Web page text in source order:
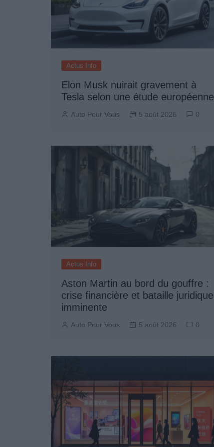
Actus Info
Elon Musk nuirait gravement à
Tesla selon une étude européenne
Auto Pour Vous 5 août 2026 0
Actus Info
Aston Martin au bord du gouffre :
crise financière et bataille juridique
imminente
Auto Pour Vous 5 août 2026 0